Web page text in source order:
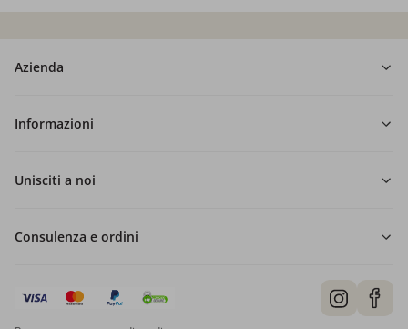
Azienda
Informazioni
Unisciti a noi
Consulenza e ordini